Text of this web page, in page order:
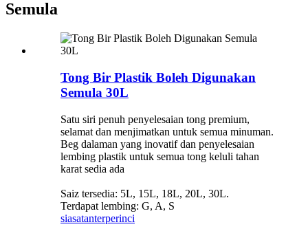
Semula
Tong Bir Plastik Boleh Digunakan
Semula 30L
Satu siri penuh penyelesaian tong premium,
selamat dan menjimatkan untuk semua minuman.
Beg dalaman yang inovatif dan penyelesaian
lembing plastik untuk semua tong keluli tahan
karat sedia ada
Saiz tersedia: 5L, 15L, 18L, 20L, 30L.
Terdapat lembing: G, A, S
siasatanterperinci